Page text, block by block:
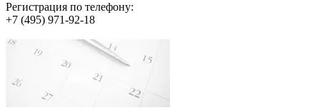
Регистрация по телефону:
+7 (495) 971-92-18